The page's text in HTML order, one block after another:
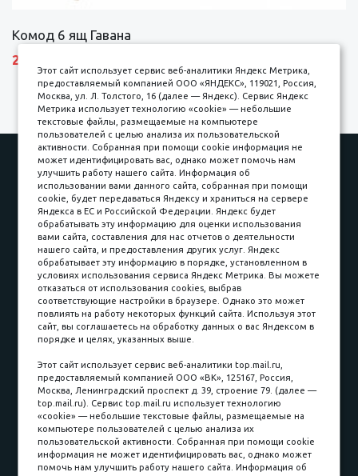
Комод 6 ящ Гавана
27690 р.
Наши работы
Оплата
Доставка и сборка
Гарантии
Карьера в компании
Контакты
Принимаем к оплате
Наличные
пл. Соляная, 6, стр. 16
8 (3822) 60-70-30
8 (3822) 50-39-09
8 (3822) 22-77-68
Этот сайт использует сервис веб-аналитики Яндекс Метрика,
предоставляемый компанией ООО «ЯНДЕКС», 119021, Россия,
Москва, ул. Л. Толстого, 16 (далее — Яндекс). Сервис Яндекс
Метрика использует технологию «cookie» — небольшие
текстовые файлы, размещаемые на компьютере
пользователей с целью анализа их пользовательской
активности. Собранная при помощи cookie информация не
может идентифицировать вас, однако может помочь нам
улучшить работу нашего сайта. Информация об
использовании вами данного сайта, собранная при помощи
cookie, будет передаваться Яндексу и храниться на сервере
Яндекса в ЕС и Российской Федерации. Яндекс будет
обрабатывать эту информацию для оценки использования
вами сайта, составления для нас отчетов о деятельности
нашего сайта, и предоставления других услуг. Яндекс
обрабатывает эту информацию в порядке, установленном в
условиях использования сервиса Яндекс Метрика. Вы можете
отказаться от использования cookies, выбрав
соответствующие настройки в браузере. Однако это может
повлиять на работу некоторых функций сайта. Используя этот
сайт, вы соглашаетесь на обработку данных о вас Яндексом в
порядке и целях, указанных выше.
Этот сайт использует сервис веб-аналитики top.mail.ru,
предоставляемый компанией ООО «ВК», 125167, Россия,
Москва, Ленинградский проспект д. 39, строение 79. (далее —
top.mail.ru). Сервис top.mail.ru использует технологию
«cookie» — небольшие текстовые файлы, размещаемые на
компьютере пользователей с целью анализа их
пользовательской активности. Собранная при помощи cookie
информация не может идентифицировать вас, однако может
помочь нам улучшить работу нашего сайта. Информация об